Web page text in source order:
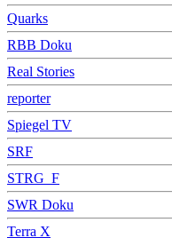
Quarks
RBB Doku
Real Stories
reporter
Spiegel TV
SRF
STRG_F
SWR Doku
Terra X